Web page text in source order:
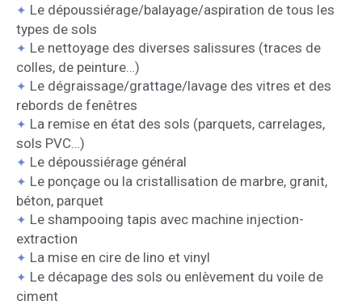
✦ Le dépoussiérage/balayage/aspiration de tous les
types de sols
✦ Le nettoyage des diverses salissures (traces de
colles, de peinture…)
✦ Le dégraissage/grattage/lavage des vitres et des
rebords de fenêtres
✦ La remise en état des sols (parquets, carrelages,
sols PVC…)
✦ Le dépoussiérage général
✦ Le ponçage ou la cristallisation de marbre, granit,
béton, parquet
✦ Le shampooing tapis avec machine injection-
extraction
✦ La mise en cire de lino et vinyl
✦ Le décapage des sols ou enlèvement du voile de
ciment